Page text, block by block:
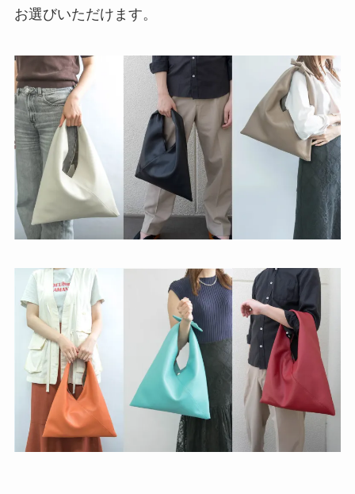
お選びいただけます。